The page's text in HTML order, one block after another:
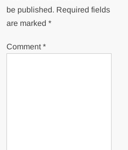
be published. Required fields
are marked*
Comment*